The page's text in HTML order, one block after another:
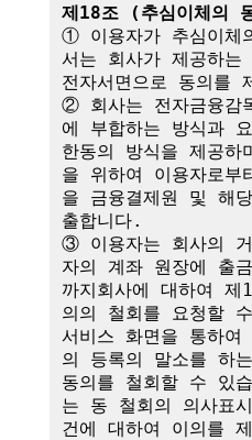
제18조 (추심이체의
① 이용자가 추심이체
서는 회사가 제공하
전자서면으로 동의를
② 회사는 전자금융감
에 부합하는 방식과
한동의 방식을 제공
을 위하여 이용자로
을 금융결제원 및 해
출합니다.
③ 이용자는 회사의
자의 계좌 원장에 출
까지회사에 대하여
의의 철회를 요청할
서비스 화면을 통하
의 등록의 말소를 하
동의를 철회할 수 있
는 동 철회의 의사표
건에 대하여 이의를